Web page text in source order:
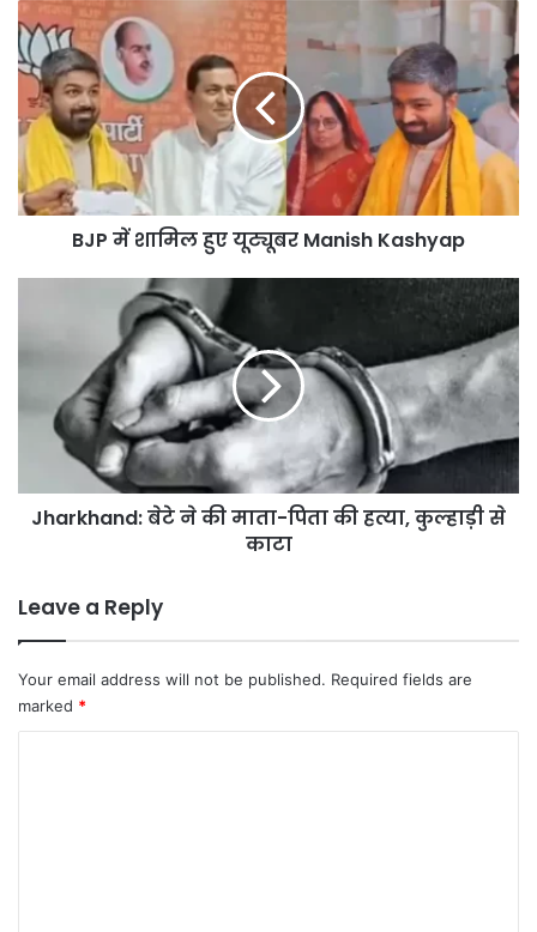
BJP
में
शामिल
यूट्यूबर
Manish
Kashyap
BJP में शामिल हुए यूट्यूबर Manish Kashyap
पिता
कुल्हाड़ी
Jharkhand: बेटे ने की माता-पिता की हत्या, कुल्हाड़ी से
काटा
Leave a Reply
Your email address will not be published. Required fields are
marked *